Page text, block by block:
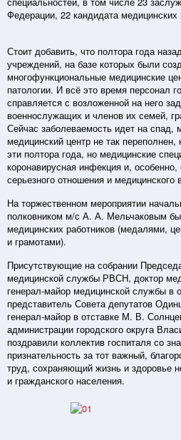
Федерации, 22 кандидата медицинских
Стоит добавить, что полтора года
учреждений, на базе которых были
многофункциональные медицинские
патологии. И всё это время персонал
справляется с возложенной на него
военнослужащих и членов их семей,
Сейчас заболеваемость идет на спад,
медицинский центр не так переполнен,
эти полтора года, но медицинские
коронавирусная инфекция и,
серьезного отношения и медицинского
На торжественном мероприятии
полковником м/с А. А. Мельчаковым
медицинских работников (медалями,
и грамотами).
Присутствующие на собрании
медицинской службы РВСН, доктор
генерал-майор медицинской службы в
представитель Совета депутатов
генерал-майор в отставке М. В.
администрации городского округа
поздравили коллектив госпиталя со
признательность за тот важный,
труд, сохраняющий жизнь и здоровье
и гражданского населения.